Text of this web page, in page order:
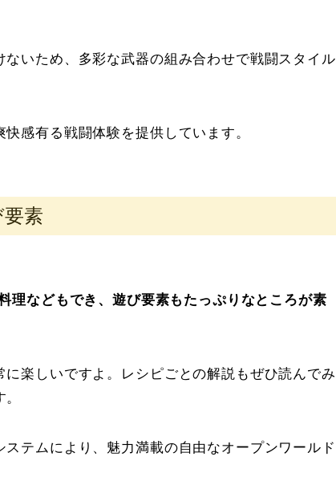
いため、多彩な武器の組み合わせで戦闘スタイル
感有る戦闘体験を提供しています。
素
などもでき、遊び要素もたっぷりなところが素
楽しいですよ。レシピごとの解説もぜひ読んでみ
ステムにより、魅力満載の自由なオープンワールド